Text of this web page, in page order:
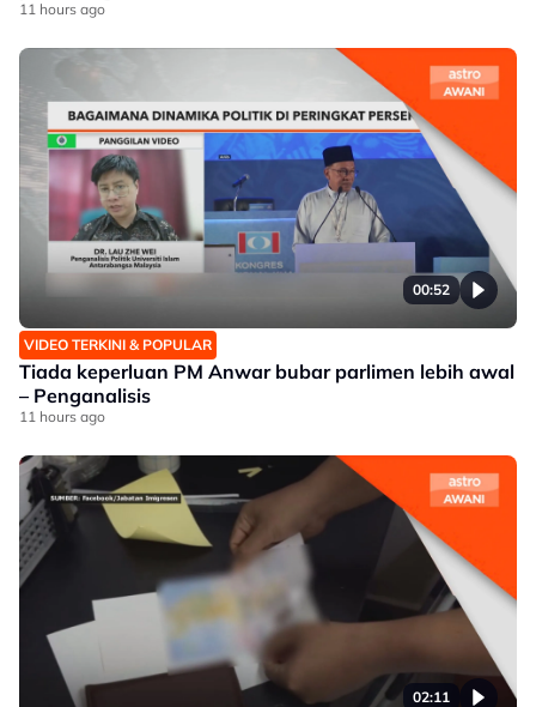
11 hours ago
00:52
VIDEO TERKINI & POPULAR
Tiada keperluan PM Anwar bubar parlimen lebih awal
– Penganalisis
11 hours ago
02:11